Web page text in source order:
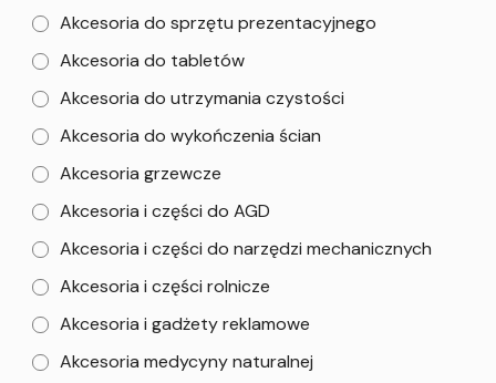
Akcesoria do sprzętu prezentacyjnego
Akcesoria do tabletów
Akcesoria do utrzymania czystości
Akcesoria do wykończenia ścian
Akcesoria grzewcze
Akcesoria i części do AGD
Akcesoria i części do narzędzi mechanicznych
Akcesoria i części rolnicze
Akcesoria i gadżety reklamowe
Akcesoria medycyny naturalnej